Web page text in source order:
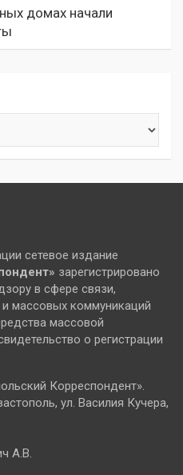
домах начали
сетевое издание
зарегистрировано
в сфере связи,
массовых коммуникаций
массовой
о регистрации
Корреспондент».
ул. Василия Кучера,
А.В.